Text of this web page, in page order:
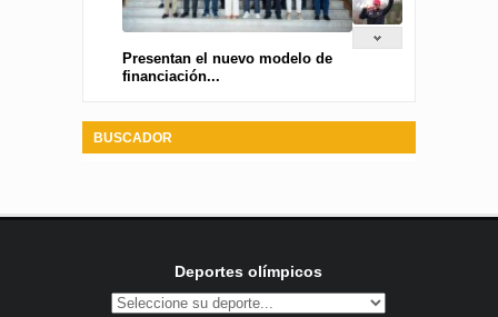
Presentan el nuevo modelo de
financiación...
BUSCADOR
Deportes olímpicos